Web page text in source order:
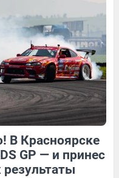
Обсудить
Обсудить
В Красноярске
GP — и принес